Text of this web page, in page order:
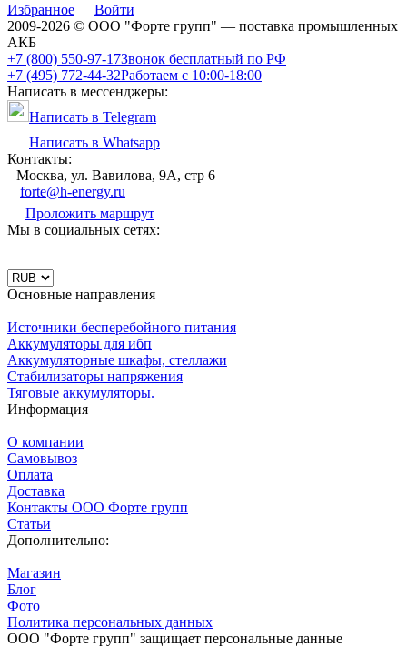
Избранное
Войти
2009-2026 © ООО "Форте групп" — поставка промышленных
АКБ
+7 (800) 550-97-17Звонок бесплатный по РФ
+7 (495) 772-44-32Работаем с 10:00-18:00
Написать в мессенджеры:
Написать в Telegram
Написать в Whatsapp
Контакты:
Москва, ул. Вавилова, 9А, стр 6
forte@h-energy.ru
Проложить маршрут
Мы в социальных сетях:
Основные направления
Источники бесперебойного питания
Аккумуляторы для ибп
Аккумуляторные шкафы, стеллажи
Стабилизаторы напряжения
Тяговые аккумуляторы.
Информация
О компании
Самовывоз
Оплата
Доставка
Контакты ООО Форте групп
Статьи
Дополнительно:
Магазин
Блог
Фото
Политика персональных данных
ООО "Форте групп" защищает персональные данные